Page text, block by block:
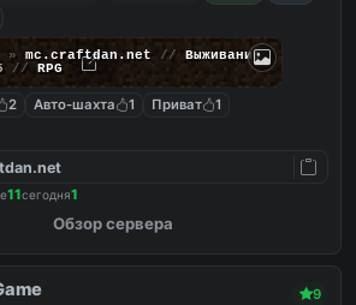
» mc.craftdan.net // Выживание
// RPG
2 Авто-шахта 1 Приват
1
11сегодня1
Обзор сервера
9